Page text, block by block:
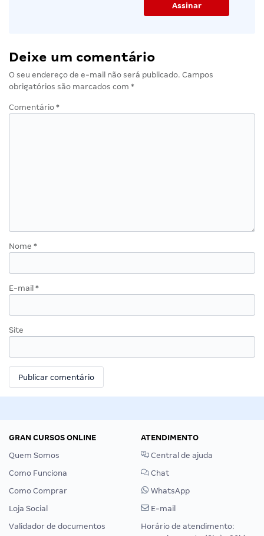
Deixe um comentário
O seu endereço de e-mail não será publicado. Campos
obrigatórios são marcados com *
Comentário *
Nome *
E-mail *
Site
GRAN CURSOS ONLINE
Quem Somos
Como Funciona
Como Comprar
Loja Social
Validador de documentos
ATENDIMENTO
Central de ajuda
Chat
WhatsApp
E-mail
Horário de atendimento: